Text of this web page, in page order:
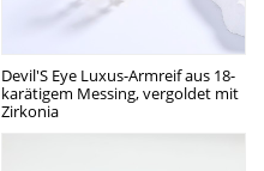
Devil'S Eye Luxus-Armreif aus 18-
karätigem Messing, vergoldet mit
Zirkonia